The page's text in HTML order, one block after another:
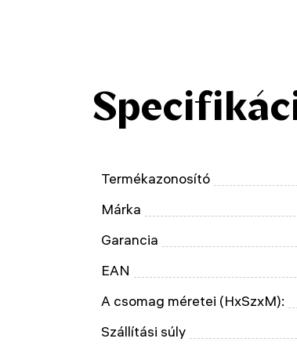
Termékazonosító
Márka
Garancia
EAN
A csomag méretei (HxSzxM):
Szállítási súly